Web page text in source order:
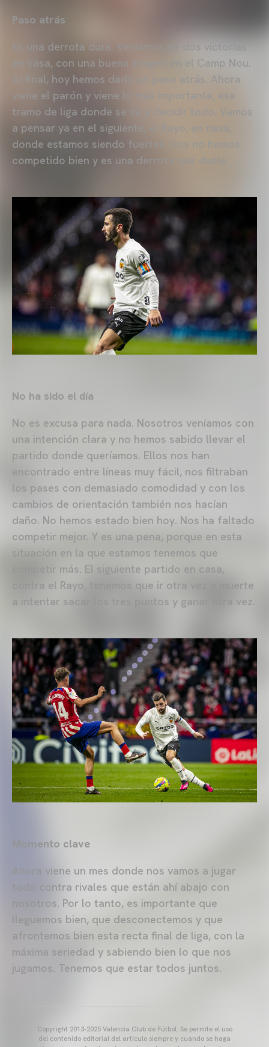
Paso atrás
Es una derrota dura. Veníamos de dos victorias
en casa, con una buena imagen en el Camp Nou.
Al final, hoy hemos dado un paso atrás. Ahora
viene el parón y viene lo más importante, ese
tramo de liga donde se va a decidir todo. Vamos
a pensar ya en el siguiente, el Rayo, en casa,
donde estamos siendo fuertes. Hoy no hemos
competido bien y es una derrota que duele.
No ha sido el día
No es excusa para nada. Nosotros veníamos con
una intención clara y no hemos sabido llevar el
partido donde queríamos. Ellos nos han
encontrado entre líneas muy fácil, nos filtraban
los pases con demasiado comodidad y con los
cambios de orientación también nos hacían
daño. No hemos estado bien hoy. Nos ha faltado
competir mejor. Y es una pena, porque en esta
situación en la que estamos tenemos que
competir más. El siguiente partido en casa,
contra el Rayo, tenemos que ir otra vez a muerte
a intentar sacar los tres puntos y ganar otra vez.
Momento clave
Ahora viene un mes donde nos vamos a jugar
todo contra rivales que están ahí abajo con
nosotros. Por lo tanto, es importante que
lleguemos bien, que desconectemos y que
afrontemos bien esta recta final de liga, con la
máxima seriedad y sabiendo bien lo que nos
jugamos. Tenemos que estar todos juntos.
Copyright 2013-2025 Valencia Club de Fútbol. Se permite el uso
del contenido editorial del artículo siempre y cuando se haga